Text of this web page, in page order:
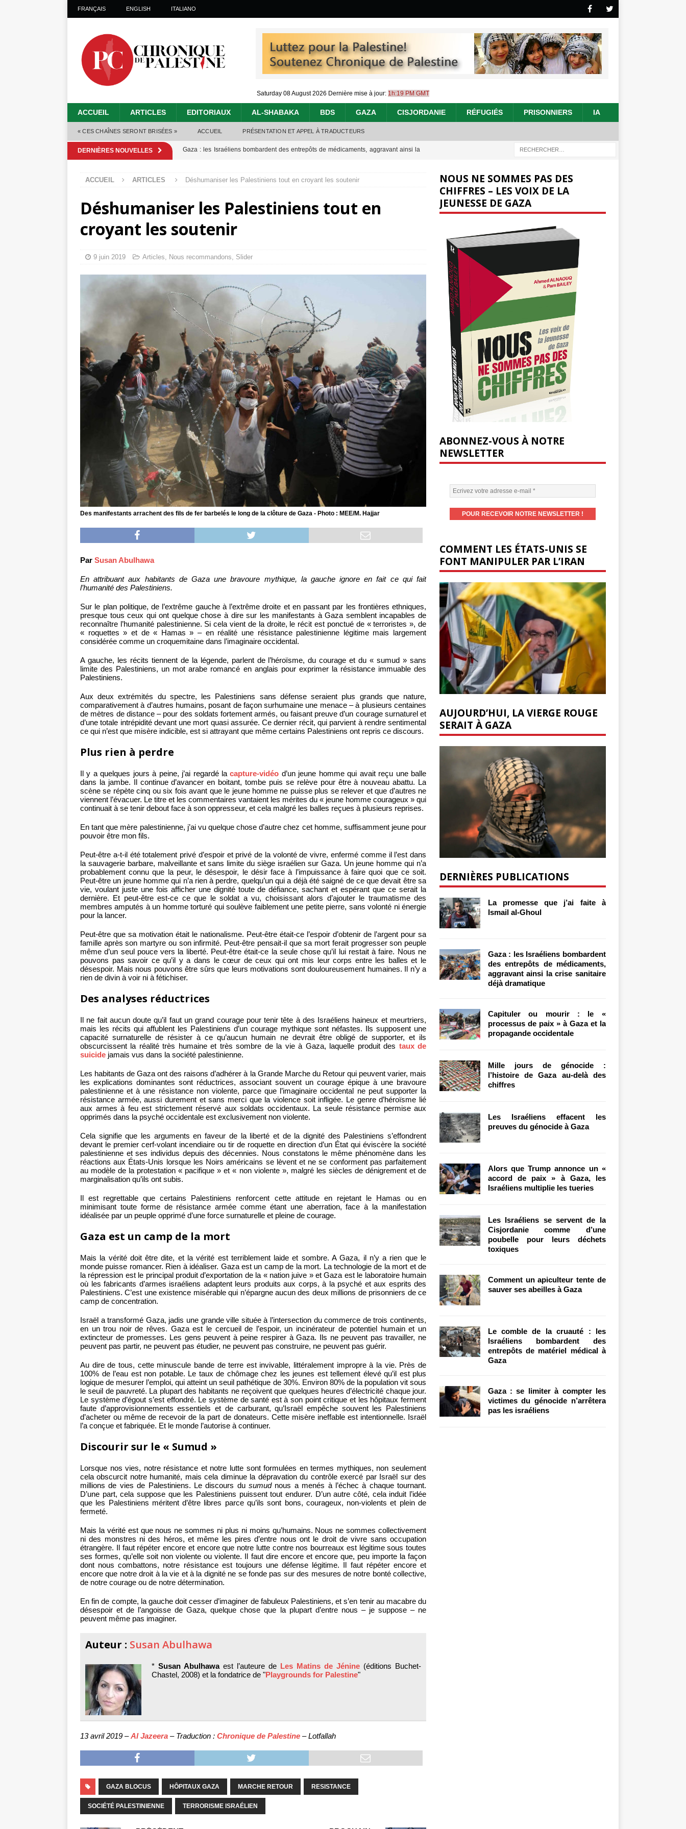
FRANÇAIS ENGLISH ITALIANO
Saturday 08 August 2026 Dernière mise à jour: 1h:19 PM GMT
ACCUEIL ARTICLES EDITORIAUX AL-SHABAKA BDS GAZA CISJORDANIE RÉFUGIÉS PRISONNIERS IA
« CES CHAÎNES SERONT BRISÉES » ACCUEIL PRÉSENTATION ET APPEL À TRADUCTEURS
DERNIÈRES NOUVELLES Gaza : les Israéliens bombardent des entrepôts de médicaments, aggravant ainsi la
Capituler ou mourir : le « processus de paix » à Gaza et la propagande occidentale
6 août 2026 ]
Les Israéliens effacent les preuves du génocide à Gaza
La promesse que j’ai faite à Ismail al-Ghoul
ACCUEIL ARTICLES Déshumaniser les Palestiniens tout en croyant les soutenir
Déshumaniser les Palestiniens tout en
croyant les soutenir
9 juin 2019 Articles, Nous recommandons, Slider
Des manifestants arrachent des fils de fer barbelés le long de la clôture de Gaza - Photo : MEE/M. Hajjar
Par Susan Abulhawa
En attribuant aux habitants de Gaza une bravoure mythique, la gauche ignore en fait ce qui fait
l’humanité des Palestiniens.
Sur le plan politique, de l’extrême gauche à l’extrême droite et en passant par les frontières ethniques,
presque tous ceux qui ont quelque chose à dire sur les manifestants à Gaza semblent incapables de
reconnaître l’humanité palestinienne. Si cela vient de la droite, le récit est ponctué de « terroristes », de
« roquettes » et de « Hamas » – en réalité une résistance palestinienne légitime mais largement
considérée comme un croquemitaine dans l’imaginaire occidental.
A gauche, les récits tiennent de la légende, parlent de l’héroïsme, du courage et du « sumud » sans
limite des Palestiniens, un mot arabe romancé en anglais pour exprimer la résistance immuable des
Palestiniens.
Aux deux extrémités du spectre, les Palestiniens sans défense seraient plus grands que nature,
comparativement à d’autres humains, posant de façon surhumaine une menace – à plusieurs centaines
de mètres de distance – pour des soldats fortement armés, ou faisant preuve d’un courage surnaturel et
d’une totale intrépidité devant une mort quasi assurée. Ce dernier récit, qui parvient à rendre sentimental
ce qui n’est que misère indicible, est si attrayant que même certains Palestiniens ont repris ce discours.
Plus rien à perdre
Il y a quelques jours à peine, j’ai regardé lacapture-vidéo d’un jeune homme qui avait reçu une balle
dans la jambe. Il continue d’avancer en boitant, tombe puis se relève pour être à nouveau abattu. La
scène se répète cinq ou six fois avant que le jeune homme ne puisse plus se relever et que d’autres ne
viennent l’évacuer. Le titre et les commentaires vantaient les mérites du « jeune homme courageux » qui
continuait à se tenir debout face à son oppresseur, et cela malgré les balles reçues à plusieurs reprises.
En tant que mère palestinienne, j’ai vu quelque chose d’autre chez cet homme, suffisamment jeune pour
pouvoir être mon fils.
Peut-être a-t-il été totalement privé d’espoir et privé de la volonté de vivre, enfermé comme il l’est dans
la sauvagerie barbare, malveillante et sans limite du siège israélien sur Gaza. Un jeune homme qui n’a
probablement connu que la peur, le désespoir, le désir face à l’impuissance à faire quoi que ce soit.
Peut-être un jeune homme qui n’a rien à perdre, quelqu’un qui a déjà été saigné de ce que devait être sa
vie, voulant juste une fois afficher une dignité toute de défiance, sachant et espérant que ce serait la
dernière. Et peut-être est-ce ce que le soldat a vu, choisissant alors d’ajouter le traumatisme des
membres amputés à un homme torturé qui soulève faiblement une petite pierre, sans volonté ni énergie
pour la lancer.
Peut-être que sa motivation était le nationalisme. Peut-être était-ce l’espoir d’obtenir de l’argent pour sa
famille après son martyre ou son infirmité. Peut-être pensait-il que sa mort ferait progresser son peuple
même d’un seul pouce vers la liberté. Peut-être était-ce la seule chose qu’il lui restait à faire. Nous ne
pouvons pas savoir ce qu’il y a dans le cœur de ceux qui ont mis leur corps entre les balles et le
désespoir. Mais nous pouvons être sûrs que leurs motivations sont douloureusement humaines. Il n’y a
rien de divin à voir ni à fétichiser.
Des analyses réductrices
Il ne fait aucun doute qu’il faut un grand courage pour tenir tête à des Israéliens haineux et meurtriers,
mais les récits qui affublent les Palestiniens d’un courage mythique sont néfastes. Ils supposent une
capacité surnaturelle de résister à ce qu’aucun humain ne devrait être obligé de supporter, et ils
obscurcissent la réalité très humaine et très sombre de la vie à Gaza, laquelle produit des taux de
suicide jamais vus dans la société palestinienne.
Les habitants de Gaza ont des raisons d’adhérer à la Grande Marche du Retour qui peuvent varier, mais
les explications dominantes sont réductrices, associant souvent un courage épique à une bravoure
palestinienne et à une résistance non violente, parce que l’imaginaire occidental ne peut supporter la
résistance armée, aussi durement et sans merci que la violence soit infligée. Le genre d’héroïsme lié
aux armes à feu est strictement réservé aux soldats occidentaux. La seule résistance permise aux
opprimés dans la psyché occidentale est exclusivement non violente.
Cela signifie que les arguments en faveur de la liberté et de la dignité des Palestiniens s’effondrent
devant le premier cerf-volant incendiaire ou tir de roquette en direction d’un État qui éviscère la société
palestinienne et ses individus depuis des décennies. Nous constatons le même phénomène dans les
réactions aux États-Unis lorsque les Noirs américains se lèvent et ne se conforment pas parfaitement
au modèle de la protestation « pacifique » et « non violente », malgré les siècles de dénigrement et de
marginalisation qu’ils ont subis.
Il est regrettable que certains Palestiniens renforcent cette attitude en rejetant le Hamas ou en
minimisant toute forme de résistance armée comme étant une aberration, face à la manifestation
idéalisée par un peuple opprimé d’une force surnaturelle et pleine de courage.
Gaza est un camp de la mort
Mais la vérité doit être dite, et la vérité est terriblement laide et sombre. A Gaza, il n’y a rien que le
monde puisse romancer. Rien à idéaliser. Gaza est un camp de la mort. La technologie de la mort et de
la répression est le principal produit d’exportation de la « nation juive » et Gaza est le laboratoire humain
où les fabricants d’armes israéliens adaptent leurs produits aux corps, à la psyché et aux esprits des
Palestiniens. C’est une existence misérable qui n’épargne aucun des deux millions de prisonniers de ce
camp de concentration.
Israël a transformé Gaza, jadis une grande ville située à l’intersection du commerce de trois continents,
en un trou noir de rêves. Gaza est le cercueil de l’espoir, un incinérateur de potentiel humain et un
extincteur de promesses. Les gens peuvent à peine respirer à Gaza. Ils ne peuvent pas travailler, ne
peuvent pas partir, ne peuvent pas étudier, ne peuvent pas construire, ne peuvent pas guérir.
Au dire de tous, cette minuscule bande de terre est invivable, littéralement impropre à la vie. Près de
100% de l’eau est non potable. Le taux de chômage chez les jeunes est tellement élevé qu’il est plus
logique de mesurer l’emploi, qui atteint un seuil pathétique de 30%. Environ 80% de la population vit sous
le seuil de pauvreté. La plupart des habitants ne reçoivent que quelques heures d’électricité chaque jour.
Le système d’égout s’est effondré. Le système de santé est à son point critique et les hôpitaux ferment
faute d’approvisionnements essentiels et de carburant, qu’Israël empêche souvent les Palestiniens
d’acheter ou même de recevoir de la part de donateurs. Cette misère ineffable est intentionnelle. Israël
l’a conçue et fabriquée. Et le monde l’autorise à continuer.
Discourir sur le « Sumud »
Lorsque nos vies, notre résistance et notre lutte sont formulées en termes mythiques, non seulement
cela obscurcit notre humanité, mais cela diminue la dépravation du contrôle exercé par Israël sur des
millions de vies de Palestiniens. Le discours dusumudnous a menés à l’échec à chaque tournant.
D’une part, cela suppose que les Palestiniens puissent tout endurer. D’un autre côté, cela induit l’idée
que les Palestiniens méritent d’être libres parce qu’ils sont bons, courageux, non-violents et plein de
fermeté.
Mais la vérité est que nous ne sommes ni plus ni moins qu’humains. Nous ne sommes collectivement
ni des monstres ni des héros, et même les pires d’entre nous ont le droit de vivre sans occupation
étrangère. Il faut répéter encore et encore que notre lutte contre nos bourreaux est légitime sous toutes
ses formes, qu’elle soit non violente ou violente. Il faut dire encore et encore que, peu importe la façon
dont nous combattons, notre résistance est toujours une défense légitime. Il faut répéter encore et
encore que notre droit à la vie et à la dignité ne se fonde pas sur des mesures de notre bonté collective,
de notre courage ou de notre détermination.
En fin de compte, la gauche doit cesser d’imaginer de fabuleux Palestiniens, et s’en tenir au macabre du
désespoir et de l’angoisse de Gaza, quelque chose que la plupart d’entre nous – je suppose – ne
peuvent même pas imaginer.
Auteur : Susan Abulhawa
*Susan Abulhawaest l’auteure de Les Matins de Jénine (éditions Buchet-
Chastel, 2008) et la fondatrice de "Playgrounds for Palestine"
13 avril 2019 –Al Jazeera – Traduction : Chronique de Palestine – Lotfallah
GAZA BLOCUS HÔPITAUX GAZA MARCHE RETOUR RESISTANCE
SOCIÉTÉ PALESTINIENNE TERRORISME ISRAÉLIEN
NOUS NE SOMMES PAS DES
CHIFFRES – LES VOIX DE LA
JEUNESSE DE GAZA
ABONNEZ-VOUS À NOTRE
NEWSLETTER
COMMENT LES ÉTATS-UNIS SE
FONT MANIPULER PAR L’IRAN
AUJOURD’HUI, LA VIERGE ROUGE
SERAIT À GAZA
DERNIÈRES PUBLICATIONS
La promesse que j’ai faite à
Ismail al-Ghoul
Gaza : les Israéliens bombardent
des entrepôts de médicaments,
aggravant ainsi la crise sanitaire
déjà dramatique
Capituler ou mourir : le «
processus de paix » à Gaza et la
propagande occidentale
Mille jours de génocide :
l’histoire de Gaza au-delà des
chiffres
Les Israéliens effacent les
preuves du génocide à Gaza
Alors que Trump annonce un «
accord de paix » à Gaza, les
Israéliens multiplie les tueries
Les Israéliens se servent de la
Cisjordanie comme d’une
poubelle pour leurs déchets
toxiques
Comment un apiculteur tente de
sauver ses abeilles à Gaza
Le comble de la cruauté : les
Israéliens bombardent des
entrepôts de matériel médical à
Gaza
Gaza : se limiter à compter les
victimes du génocide n’arrêtera
pas les israéliens